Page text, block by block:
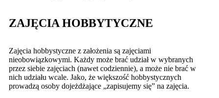
ZAJĘCIA HOBBYTYCZNE
Zajęcia hobbystyczne z założenia są zajęciami
nieobowiązkowymi. Każdy może brać udział w wybranych
przez siebie zajęciach (nawet codziennie), a może nie brać w
nich udziału wcale. Jako, że większość hobbystycznych
prowadzą osoby dojeżdżające „zapisujemy się” na zajęcia.